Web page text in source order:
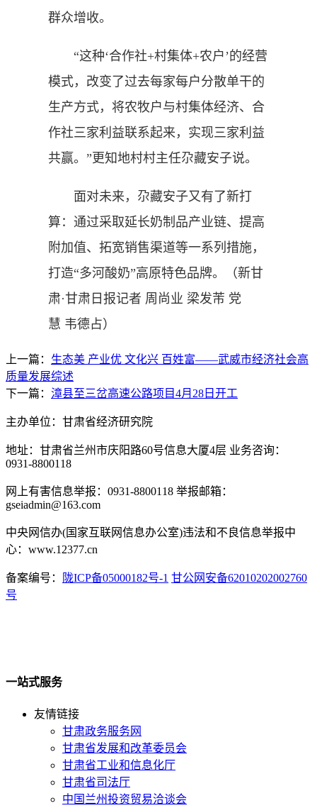
群众增收。
“这种‘合作社+村集体+农户’的经营
模式，改变了过去每家每户分散单干的
生产方式，将农牧户与村集体经济、合
作社三家利益联系起来，实现三家利益
共赢。”更知地村村主任尕藏安子说。
面对未来，尕藏安子又有了新打
算：通过采取延长奶制品产业链、提高
附加值、拓宽销售渠道等一系列措施，
打造“多河酸奶”高原特色品牌。（新甘
肃·甘肃日报记者 周尚业 梁发芾 党
慧 韦德占）
上一篇： 生态美 产业优 文化兴 百姓富——武威市经济社会高
质量发展综述
下一篇： 漳县至三岔高速公路项目4月28日开工
主办单位：甘肃省经济研究院
地址：甘肃省兰州市庆阳路60号信息大厦4层 业务咨询：
0931-8800118
网上有害信息举报：0931-8800118 举报邮箱：
gseiadmin@163.com
中央网信办(国家互联网信息办公室)违法和不良信息举报中
心：www.12377.cn
备案编号： 陇ICP备05000182号-1 甘公网安备62010202002760
号
一站式服务
友情链接
甘肃政务服务网
甘肃省发展和改革委员会
甘肃省工业和信息化厅
甘肃省司法厅
中国兰州投资贸易洽谈会